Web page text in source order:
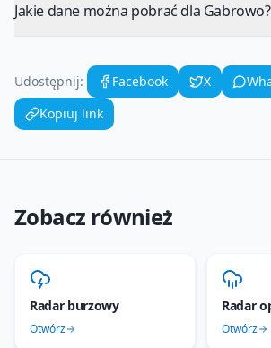
Jakie dane można pobrać dla Gabrowo?
Udostępnij: Facebook X
Kopiuj link
Zobacz również
Radar burzowy
Otwórz
Radar
Otwórz